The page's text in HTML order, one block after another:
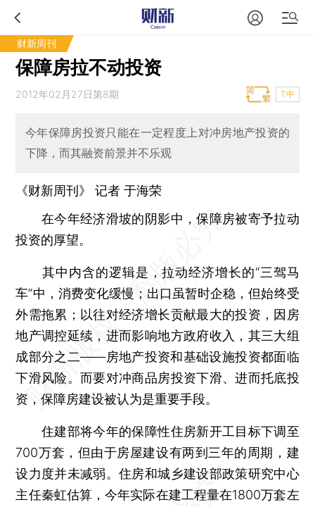
财新周刊
保障房拉不动投资
2012年02月27日第8期 T中
今年保障房投资只能在一定程度上对冲房地产投资的
下降，而其融资前景并不乐观
《财新周刊》 记者于海荣
在今年经济滑坡的阴影中，保障房被寄予拉动
投资的厚望。
其中内含的逻辑是，拉动经济增长的“三驾马
车”中，消费变化缓慢；出口虽暂时企稳，但始终受
外需拖累；以往对经济增长贡献最大的投资，因房
地产调控延续，进而影响地方政府收入，其三大组
成部分之二——房地产投资和基础设施投资都面临
下滑风险。而要对冲商品房投资下滑、进而托底投
资，保障房建设被认为是重要手段。
住建部将今年的保障性住房新开工目标下调至
700万套，但由于房屋建设有两到三年的周期，建
设力度并未减弱。住房和城乡建设部政策研究中心
主任秦虹估算，今年实际在建工程量在1800万套左